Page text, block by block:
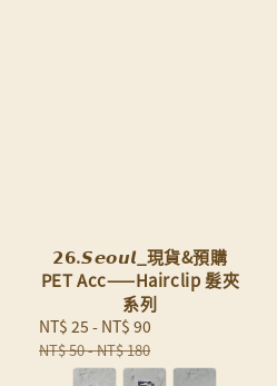
𝟮𝟲.𝙎𝙚𝙤𝙪𝙡_現貨&預購
PET Acc——Hairclip 髮夾
系列
Sale
price
NT$ 25 - NT$ 90
NT$ 50-NT$ 180